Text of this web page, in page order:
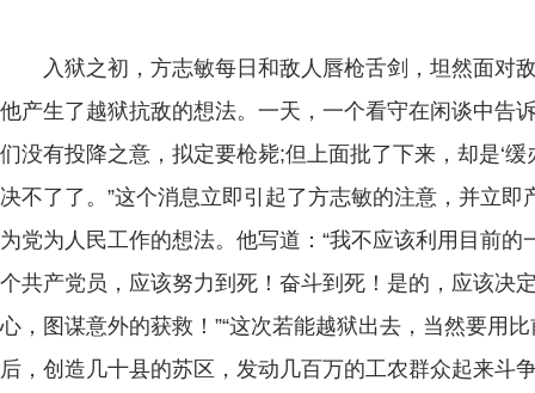
入狱之初，方志敏每日和敌人唇枪舌剑，坦然面对
他产生了越狱抗敌的想法。一天，一个看守在闲谈中告
们没有投降之意，拟定要枪毙;但上面批了下来，却是‘
决不了了。”这个消息立即引起了方志敏的注意，并立
为党为人民工作的想法。他写道：“我不应该利用目前的
个共产党员，应该努力到死！奋斗到死！是的，应该
心，图谋意外的获救！”“这次若能越狱出去，当然要用
后，创造几十县的苏区，发动几百万的工农群众起来斗